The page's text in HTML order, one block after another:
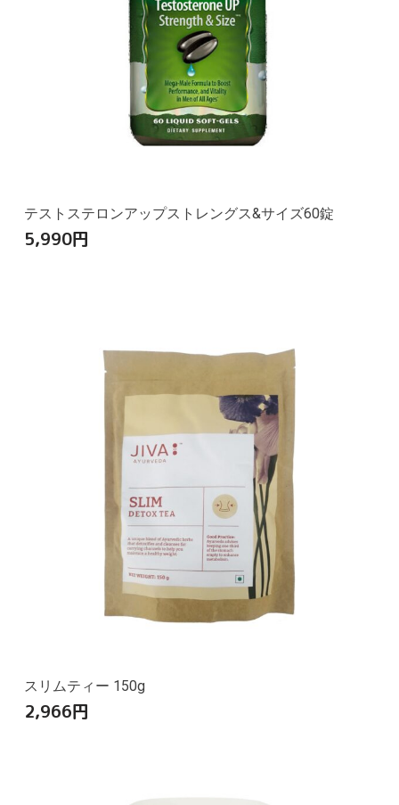
テストステロンアップストレングス&サイズ60錠
5,990円
スリムティー 150g
2,966円